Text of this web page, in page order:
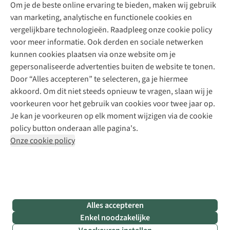
Om je de beste online ervaring te bieden, maken wij gebruik
van marketing, analytische en functionele cookies en
vergelijkbare technologieën. Raadpleeg onze cookie policy
voor meer informatie. Ook derden en sociale netwerken
kunnen cookies plaatsen via onze website om je
gepersonaliseerde advertenties buiten de website te tonen.
Door “Alles accepteren” te selecteren, ga je hiermee
akkoord. Om dit niet steeds opnieuw te vragen, slaan wij je
voorkeuren voor het gebruik van cookies voor twee jaar op.
Je kan je voorkeuren op elk moment wijzigen via de cookie
policy button onderaan alle pagina's.
Onze cookie policy
Alles accepteren
Enkel noodzakelijke
Schoenherstelling
Kledingherstelling
Retouches
Voor bedrijven
Explore Camp
Gear Check
Inspiratie & advies
Meld je aan voor de nieuwsbrief
Follow us
Disclaimer Privacy Policy
Algemene voorwaarden
Cookie Policy